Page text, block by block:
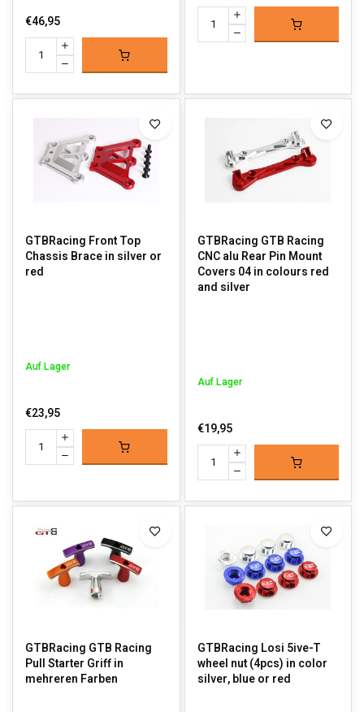
€46,95
GTBRacing Front Top
Chassis Brace in silver or
red
Auf Lager
€23,95
GTBRacing GTB Racing
CNC alu Rear Pin Mount
Covers 04 in colours red
and silver
Auf Lager
€19,95
GTBRacing GTB Racing
Pull Starter Griff in
mehreren Farben
GTBRacing Losi 5ive-T
wheel nut (4pcs) in color
silver, blue or red